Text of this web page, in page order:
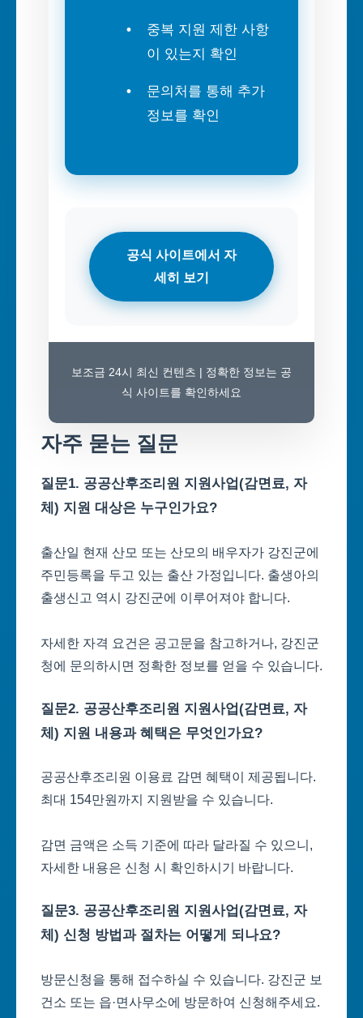
중복 지원 제한 사항
이 있는지 확인
문의처를 통해 추가
정보를 확인
공식 사이트에서 자
세히 보기
보조금 24시 최신 컨텐츠 | 정확한 정보는 공
식 사이트를 확인하세요
자주 묻는 질문
질문1. 공공산후조리원 지원사업(감면료, 자
체) 지원 대상은 누구인가요?
출산일 현재 산모 또는 산모의 배우자가 강진군에
주민등록을 두고 있는 출산 가정입니다. 출생아의
출생신고 역시 강진군에 이루어져야 합니다.
자세한 자격 요건은 공고문을 참고하거나, 강진군
청에 문의하시면 정확한 정보를 얻을 수 있습니다.
질문2. 공공산후조리원 지원사업(감면료, 자
체) 지원 내용과 혜택은 무엇인가요?
공공산후조리원 이용료 감면 혜택이 제공됩니다.
최대 154만원까지 지원받을 수 있습니다.
감면 금액은 소득 기준에 따라 달라질 수 있으니,
자세한 내용은 신청 시 확인하시기 바랍니다.
질문3. 공공산후조리원 지원사업(감면료, 자
체) 신청 방법과 절차는 어떻게 되나요?
방문신청을 통해 접수하실 수 있습니다. 강진군 보
건소 또는 읍·면사무소에 방문하여 신청해주세요.